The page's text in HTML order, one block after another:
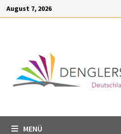
springen
August 7, 2026
MENÜ